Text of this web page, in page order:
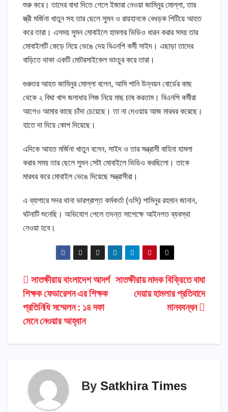
শুরু করে। তাদের বাধা দিতে গেলে ইজারা নেওয়া জামিনুর মোল্লা, তার
স্ত্রী মর্জিনা খাতুন সহ তার ছেলে সুমন ও রায়হানকে বেধড়ক পিটিয়ে আহত
করে তারা। এসময় সুমন মোবাইলে হামলার ভিডিও ধারন করার সময় তার
মোবাইলটি কেড়ে নিয়ে ভেঙে দেয় বিএনপি কর্মী সাইদ। এছাড়া তাদের
বাড়িতে থাকা একটি মোটরসাইকেল ভাংচুর করে তারা।
গুরুতর আহত জামিনুর মোল্লা বলেন, আমি পানি উন্নয়ন বোর্ডের কাছ
থেকে ২ বিঘা খাস জলাধার লিজ নিয়ে মাছ চাষ করতাম। বিএনপি কর্মীরা
আগেও আমার কাছে চাঁদা চেয়েছে। তা না দেওয়ায় আজ মারধর করেছে।
হাতে দা দিয়ে কোপ দিয়েছে।
এদিকে আহত মর্জিনা খাতুন বলেন, সাইদ ও তার সন্ত্রাসী বাহিনা হামলা
করার সময় তার ছেলে সুমন সেটা মোবাইলে ভিডিও করছিলো। তাকে
মারধর করে মোবাইল ভেঙে দিয়েছে সন্ত্রাসীরা।
এ ব্যাপারে সদর থানা ভারপ্রাপ্ত কর্মকর্তা (ওসি) শামিনুর রহমান জানান,
ঘটনাটি শুনেছি। অভিযোগ পেলে তদন্ত সাপেক্ষে আইনগত ব্যবস্থা
নেওয়া হবে।
Post
navigation
সাতক্ষীরায় মাদক বিক্রিতে বাধা
দেয়ায় হামলার প্রতিবাদে
মানববন্ধন
সাতক্ষীরায় বাংলাদেশ আদর্শ
শিক্ষক ফেডারেশন এর শিক্ষক
প্রতিনিধি সম্মেলন : ১৪ দফা
মেনে নেওয়ার আহ্বান
By Satkhira Times